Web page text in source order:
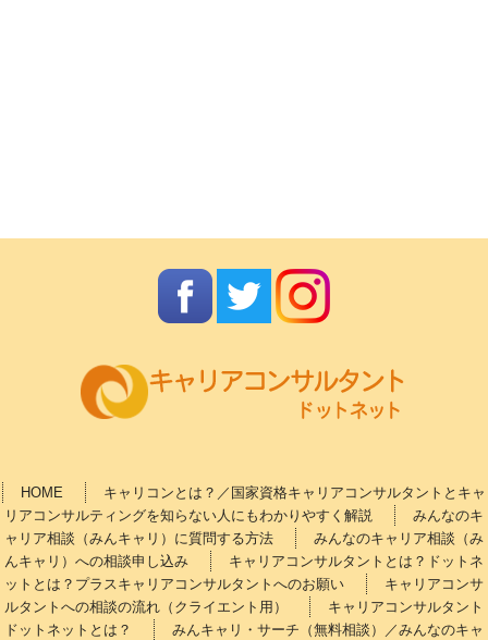
HOME
キャリコンとは？／国家資格キャリアコンサルタントとキャ
リアコンサルティングを知らない人にもわかりやすく解説
みんなのキ
ャリア相談（みんキャリ）に質問する方法
みんなのキャリア相談（み
んキャリ）への相談申し込み
キャリアコンサルタントとは？ドットネ
ットとは？プラスキャリアコンサルタントへのお願い
キャリアコンサ
ルタントへの相談の流れ（クライエント用）
キャリアコンサルタント
ドットネットとは？
みんキャリ・サーチ（無料相談）／みんなのキャ